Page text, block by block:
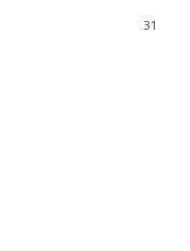
31